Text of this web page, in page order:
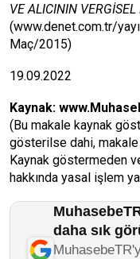
VE ALICININ
(www.denet.com.tr/
Maç/2015)
19.09.2022
Kaynak:
(Bu makale kaynak
gösterilse dahi,
Kaynak göstermeden
hakkında yasal işlem
daha sık